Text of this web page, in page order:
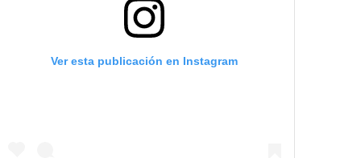
Ver esta publicación en Instagram